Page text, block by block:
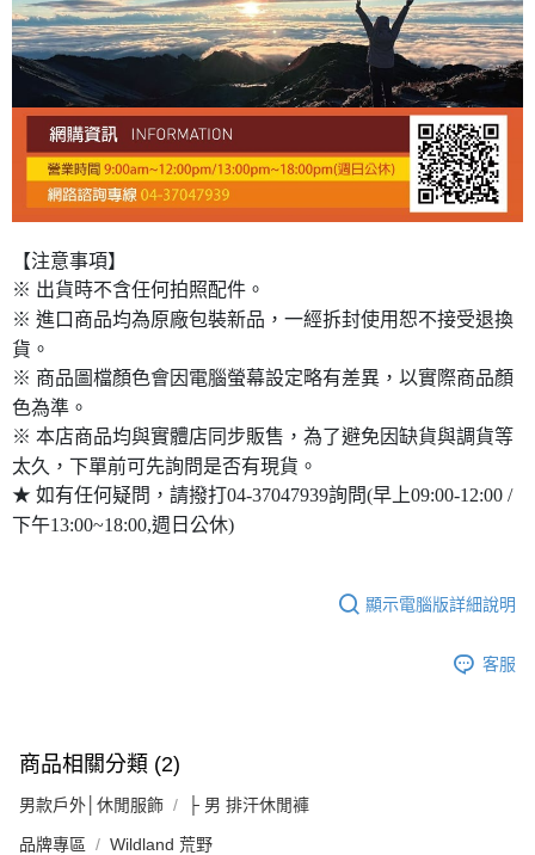
【注意事項】
※ 出貨時不含任何拍照配件。
※ 進口商品均為原廠包裝新品，一經拆封使用恕不接受退換
貨。
※ 商品圖檔顏色會因電腦螢幕設定略有差異，以實際商品顏
色為準。
※ 本店商品均與實體店同步販售，為了避免因缺貨與調貨等
太久，下單前可先詢問是否有現貨。
★ 如有任何疑問，請撥打04-37047939詢問(早上09:00-12:00 /
下午13:00~18:00,週日公休)
顯示電腦版詳細說明
客服
商品相關分類 (2)
男款戶外│休閒服飾 ├ 男 排汗休閒褲
品牌專區 Wildland 荒野